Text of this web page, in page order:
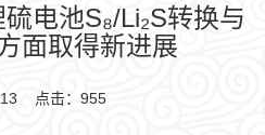
电池S₈/Li₂S转换与
面取得新进展
点击： 955